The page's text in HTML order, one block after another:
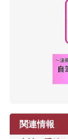
関連情報